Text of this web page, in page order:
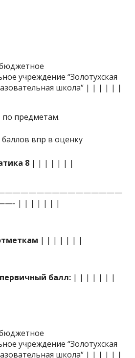
учреждение “Золотухская
школа“ | | | | | |
предметам.
8 | | | | | | |
| | | | | | |
| | | | | | |
балл: | | | | | | |
учреждение “Золотухская
школа“ | | | | | |